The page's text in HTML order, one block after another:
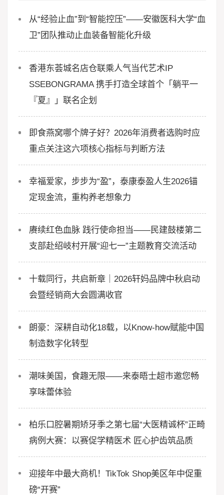
从“经验止血”到“智能控压”——安徽医科大学“血
卫”团队推动止血装备智能化升级
香港东荟城名店仓联乘人气当代艺术IP
SSEBONGRAMA 携手打造全球首个「躺平一
『夏』」联名企划
即食燕窝哪个牌子好？2026年消费者选购时应
重点关注这六项核心指标与判断方法
幸福爱家，步步为“盈”，泰康泰盈人生2026锚
定现金流，重构养老想象力
赓续红色血脉 践行使命担当——民建鼓楼第二
支部赴绍岐村开展“迎七一”主题教育交流活动
十载同行，共启新章｜2026轩妈品牌中秋启动
会暨经销商大会圆满收官
朗豪：深耕自动化18载，以Know-how赋能中国
制造数字化转型
潮味美国，食趣无限——来泰晤士超市邀您畅
享味蕾体验
柏乐口腔暑期矫牙季之第七届“大医精诚杯”正畸
病例大赛：以赛促学精医术 匠心护齿筑品质
迎接年中最大商机！TikTok Shop美区年中促重
磅“开赛”